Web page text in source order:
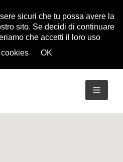
sicuri che tu possa avere la
sito. Se decidi di continuare
che accetti il loro uso
OK